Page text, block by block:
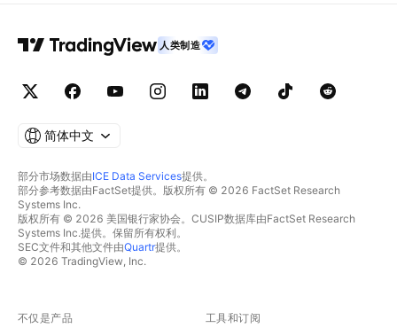
人类制造
简体中文
部分市场数据由ICE Data Services提供。
部分参考数据由FactSet提供。版权所有 © 2026 FactSet Research
Systems Inc.
版权所有 © 2026 美国银行家协会。CUSIP数据库由FactSet Research
Systems Inc.提供。保留所有权利。
SEC文件和其他文件由Quartr提供。
© 2026 TradingView, Inc.
不仅是产品 工具和订阅